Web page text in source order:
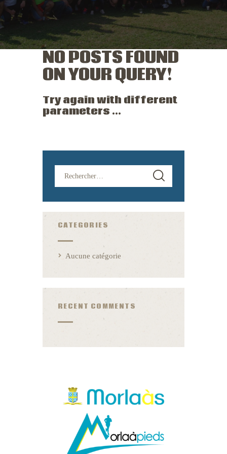
NO POSTS FOUND
ON YOUR QUERY!
Try again with different
parameters ...
CATEGORIES
Aucune catégorie
RECENT COMMENTS